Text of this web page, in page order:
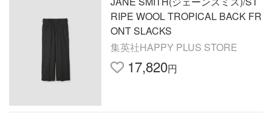
RIPE WOOL TROPICAL BACK FR
ONT SLACKS
集英社HAPPY PLUS STORE
17,820円